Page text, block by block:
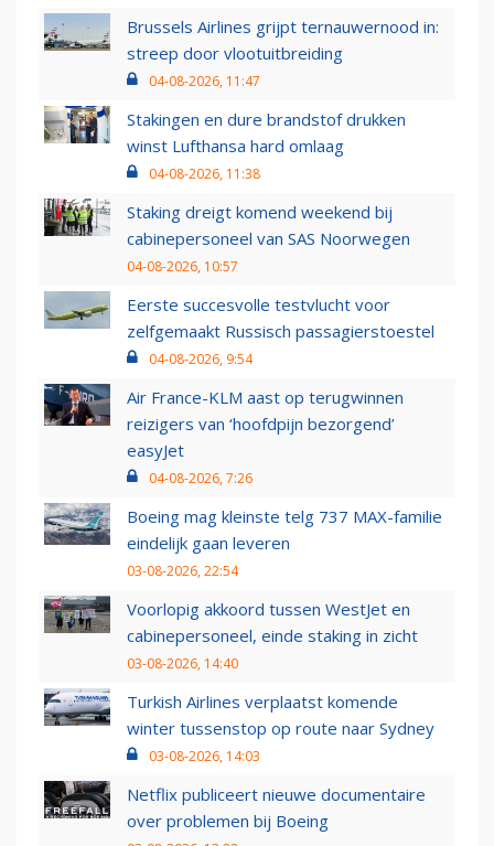
Brussels Airlines grijpt ternauwernood in:
streep door vlootuitbreiding
04-08-2026, 11:47
Stakingen en dure brandstof drukken
winst Lufthansa hard omlaag
04-08-2026, 11:38
Staking dreigt komend weekend bij
cabinepersoneel van SAS Noorwegen
04-08-2026, 10:57
Eerste succesvolle testvlucht voor
zelfgemaakt Russisch passagierstoestel
04-08-2026, 9:54
Air France-KLM aast op terugwinnen
reizigers van ‘hoofdpijn bezorgend’
easyJet
04-08-2026, 7:26
Boeing mag kleinste telg 737 MAX-familie
eindelijk gaan leveren
03-08-2026, 22:54
Voorlopig akkoord tussen WestJet en
cabinepersoneel, einde staking in zicht
03-08-2026, 14:40
Turkish Airlines verplaatst komende
winter tussenstop op route naar Sydney
03-08-2026, 14:03
Netflix publiceert nieuwe documentaire
over problemen bij Boeing